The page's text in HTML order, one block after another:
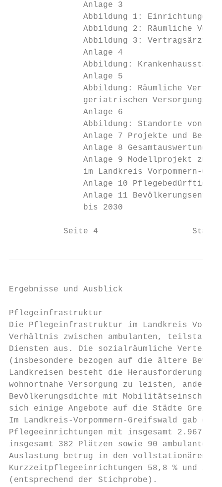
Anlage 3
Abbildung 1: Einrichtungen
Abbildung 2: Räumliche
Abbildung 3: Vertragsärzte
Anlage 4
Abbildung:
Anlage 5
Abbildung: Räumliche
geriatrischen
Anlage 6
Abbildung: Standorte von
Anlage 7 Projekte und Best
Anlage 8 Gesamtauswertung/
Anlage 9 Modellprojekt zur
im Landkreis Vorpommern-
Anlage 10
Anlage 11
bis 2030
Seite 4
Ergebnisse und Ausblick
Pflegeinfrastruktur
Die Pflegeinfrastruktur im Landkreis
Verhältnis zwischen ambulanten,
Diensten aus. Die sozialräumliche
(insbesondere bezogen auf die ältere
Landkreisen besteht die Herausforderung,
wohnortnahe Versorgung zu leisten,
Bevölkerungsdichte mit
sich einige Angebote auf die Städte
Im Landkreis-Vorpommern-Greifswald gab
Pflegeeinrichtungen mit insgesamt 2.967
insgesamt 382 Plätzen sowie 90
Auslastung betrug in den vollstationären
Kurzzeitpflegeeinrichtungen 58,8 % und in
(entsprechend der Stichprobe).